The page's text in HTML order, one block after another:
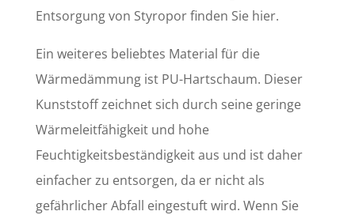
Entsorgung von Styropor finden Sie hier.
Ein weiteres beliebtes Material für die
Wärmedämmung ist PU-Hartschaum. Dieser
Kunststoff zeichnet sich durch seine geringe
Wärmeleitfähigkeit und hohe
Feuchtigkeitsbeständigkeit aus und ist daher
einfacher zu entsorgen, da er nicht als
gefährlicher Abfall eingestuft wird. Wenn Sie